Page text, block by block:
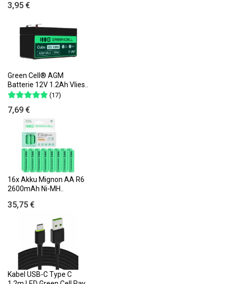
3,95 €
Green Cell® AGM
Batterie 12V 1.2Ah Vlies..
(17)
7,69 €
16x Akku Mignon AA R6
2600mAh Ni-MH..
35,75 €
Kabel USB-C Type C